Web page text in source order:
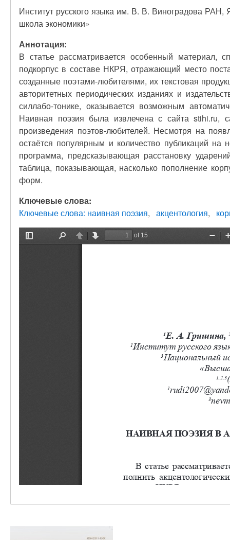
Институт русского языка им. В. В. Виноградова
школа экономики»
Аннотация:
В статье рассматривается особенный материал,
подкорпус в составе НКРЯ, отражающий место
созданные поэтами-любителями, их текстовая
авторитетных периодических изданиях и
силлабо-тонике, оказывается возможным
Наивная поэзия была извлечена с сайта stihi.ru,
произведения поэтов-любителей. Несмотря на
остаётся популярным и количество публикаций
программа, предсказывающая расстановку
таблица, показывающая, насколько пополнение
форм.
Ключевые слова:
Ключевые слова: наивная поэзия
акцентология